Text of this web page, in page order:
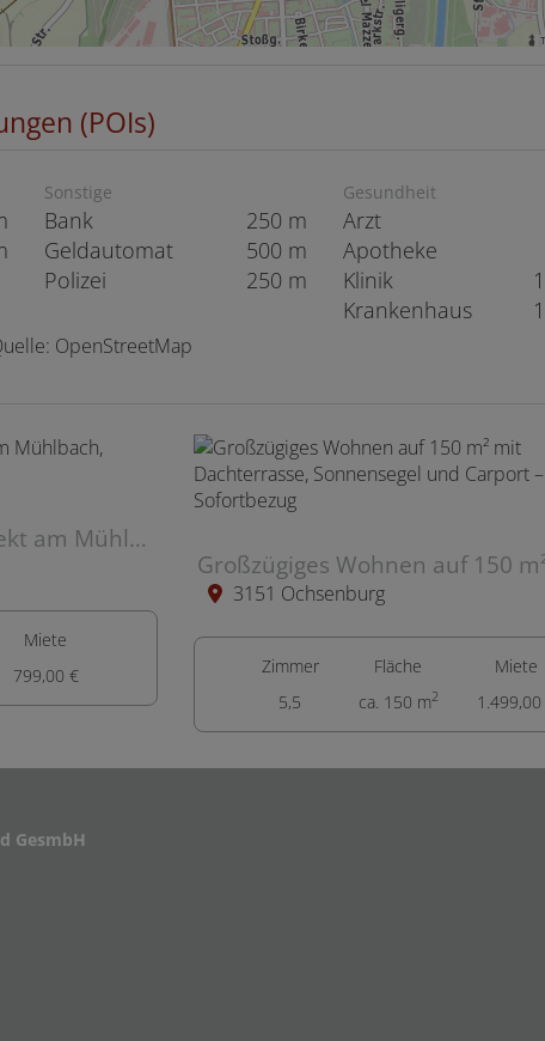
(POIs)
Sonstige
Bank
250 m
Geldautomat
500 m
Polizei
250 m
Gesundheit
Arzt
Apotheke
Klinik
Krankenhaus
OpenStreetMap
3-Zi Gartenwohnung, direkt am Mühlbach, Terrasse, Stellplatz
Miete
799,00 €
3151 Ochsenburg
Zimmer
5,5
Fläche
ca. 150 m2
Miete
GesmbH